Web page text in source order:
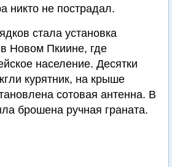
никто не пострадал.
стала установка
Новом Пкиине, где
население. Десятки
курятник, на крыше
сотовая антенна. В
брошена ручная граната.